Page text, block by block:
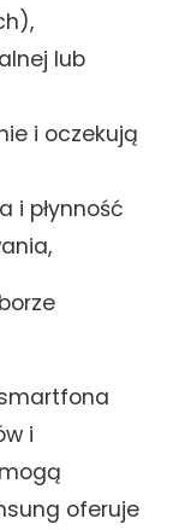
lub
i oczekują
i płynność
i
oferuje